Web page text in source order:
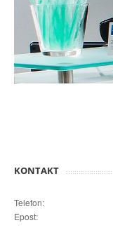
KONTAKT
Telefon:
Epost: